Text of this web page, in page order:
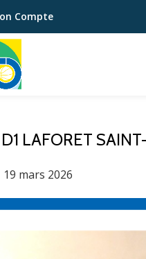
Compte
LAFORET
19 mars 2026